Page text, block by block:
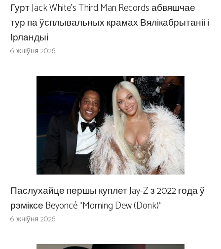
Гурт Jack White’s Third Man Records абвяшчае
тур па ўсплывальных крамах Вялікабрытаніі і
Ірландыі
6 жніўня 2026
Паслухайце першы куплет Jay-Z з 2022 года ў
рэміксе Beyoncé “Morning Dew (Donk)”
6 жніўня 2026